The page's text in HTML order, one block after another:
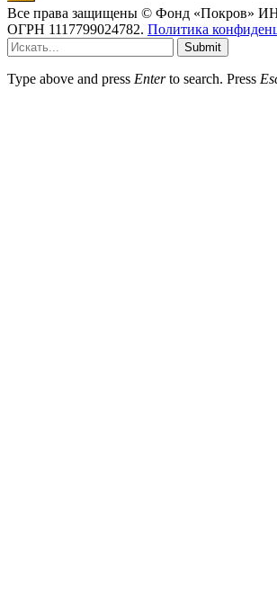
Все права защищены © Фонд «Покров»
ОГРН 1117799024782. Политика
Submit
Type above and press Enterto search. Press